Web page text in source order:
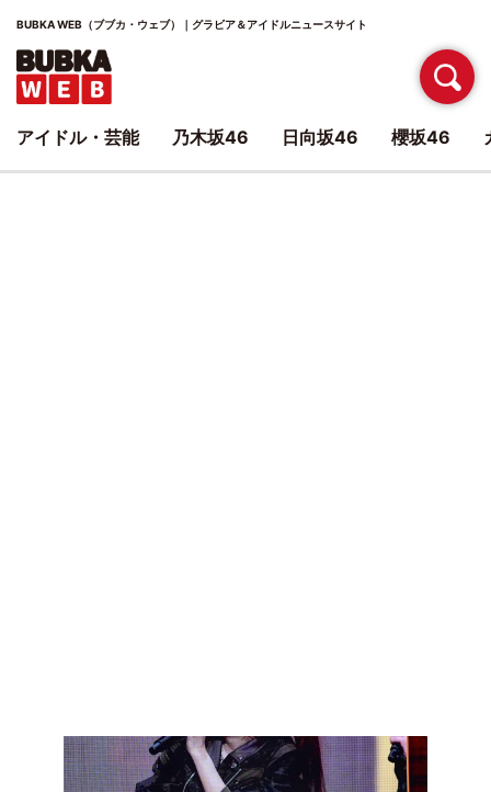
BUBKA WEB（ブブカ・ウェブ）｜グラビア＆アイドルニュースサイト
アイドル・芸能 乃木坂46 日向坂46 櫻坂46